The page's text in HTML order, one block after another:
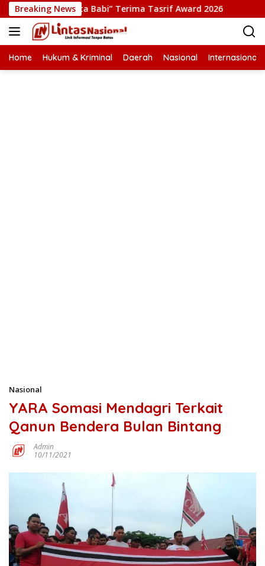
Langsung
ke
konten
Breaking News
“Pesta Babi” Terima Tasrif Award 2026
Home Hukum & Kriminal Daerah Nasional Internasional
Nasional
YARA Somasi Mendagri Terkait
Qanun Bendera Bulan Bintang
Admin
10/11/2021